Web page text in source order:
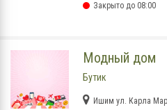
Закрыто до 08:00
Модный дом
Бутик
Ишим ул. Карла